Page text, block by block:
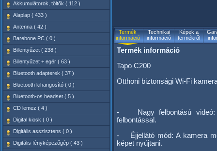
Akkumulátorok, töltők ( 112 )
Alaplap ( 433 )
Antenna ( 42 )
Barebone PC ( 0 )
Billentyűzet ( 238 )
Billentyűzet + egér ( 63 )
Bluetooth adapterek ( 37 )
Bluetooth kihangosító ( 0 )
Bluetooth-os headset ( 5 )
CD lemez ( 4 )
Digital kiosk ( 0 )
Digitális asszisztens ( 0 )
Digitális fényképezőgép ( 43 )
Termék
információ
Technikai
információ
Képek a
termékről
Termék információ
Tapo C200
Otthoni biztonsági Wi-Fi
- Nagy felbontású videó:
felbontással.
- Éjjellátó mód: A kamera
képet nyújtani.